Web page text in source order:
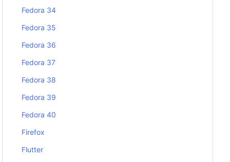
Fedora 34
Fedora 35
Fedora 36
Fedora 37
Fedora 38
Fedora 39
Fedora 40
Firefox
Flutter